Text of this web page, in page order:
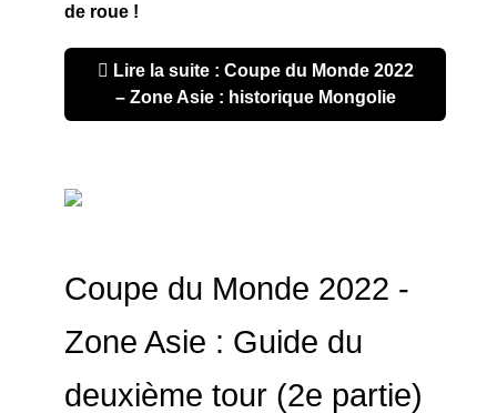
de roue !
Lire la suite : Coupe du Monde 2022
– Zone Asie : historique Mongolie
Coupe du Monde 2022 -
Zone Asie : Guide du
deuxième tour (2e partie)